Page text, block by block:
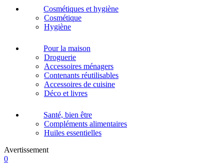
Cosmétiques et hygiène
Cosmétique
Hygiène
Pour la maison
Droguerie
Accessoires ménagers
Contenants réutilisables
Accessoires de cuisine
Déco et livres
Santé, bien être
Compléments alimentaires
Huiles essentielles
Avertissement
0